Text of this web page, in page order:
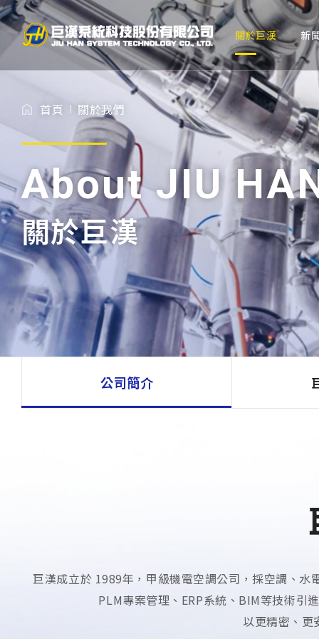
關於巨漢 新
首頁 關於我們
About JIU
關於巨漢
公司簡介
巨漢成立於 1989年，甲級機電空調公司，採空調、
PLM專案管理、ERP系統、BIM等技術引
以更精密、更
新聞中心
服務項目
工程實績
BIM經驗
投資人專區
企業永續
聯絡我們
TW EN